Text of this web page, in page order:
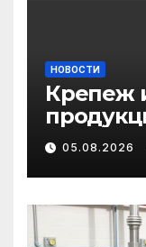
НОВОСТИ
Крепеж
и 05.08.2026